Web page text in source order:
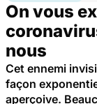
On vous
nous
Cet ennemi
façon
aperçoive.